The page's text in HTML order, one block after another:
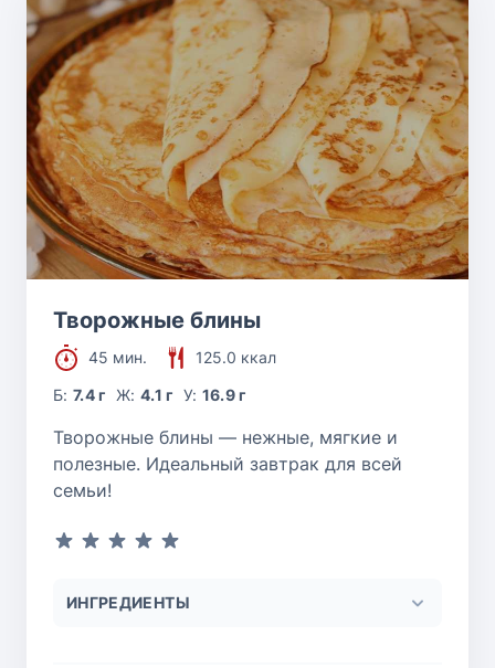
Творожные блины
45 мин.
125.0 ккал
Б:7.4 г Ж: 4.1 г У: 16.9 г
Творожные блины — нежные, мягкие и
полезные. Идеальный завтрак для всей
семьи!
ИНГРЕДИЕНТЫ